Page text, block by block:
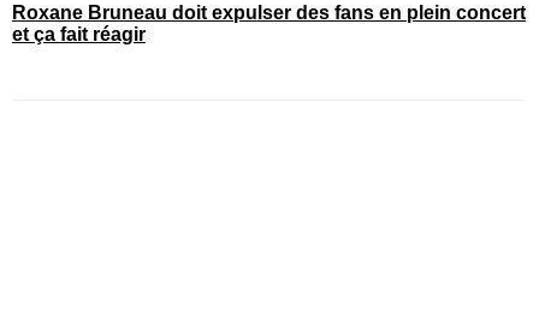
Roxane Bruneau doit expulser des fans en plein concert
et ça fait réagir